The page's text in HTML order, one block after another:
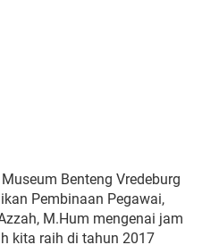
Benteng Vredeburg
Pembinaan Pegawai,
M.Hum mengenai jam
kita raih di tahun 2017